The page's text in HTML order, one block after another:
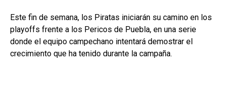
Este fin de semana, los Piratas iniciarán su camino en los
playoffs frente a los Pericos de Puebla, en una serie
donde el equipo campechano intentará demostrar el
crecimiento que ha tenido durante la campaña.